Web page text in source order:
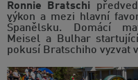
Ronnie Bratschi
výkon a mezi hlavní
Španělsku. Domácí
Meisel a Bulhar
pokusí Bratschiho vyzvat